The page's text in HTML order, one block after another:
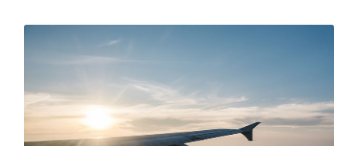
DE DÉCÈS
DES OBSÈQUES
PRÉVOIR
SES OBSÈQUES